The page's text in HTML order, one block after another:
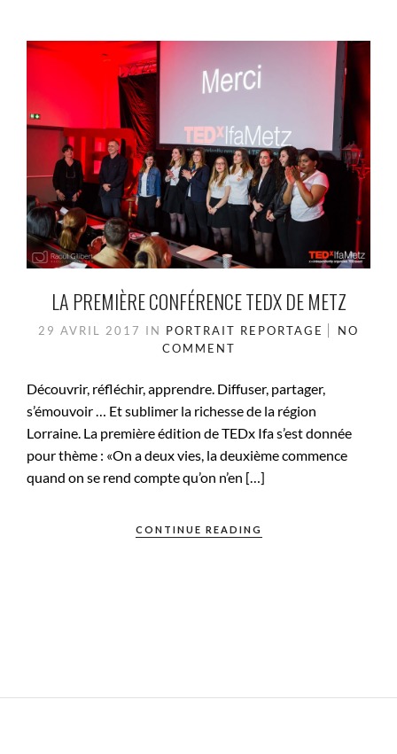
LA PREMIÈRE CONFÉRENCE TEDX DE METZ
29 AVRIL 2017 IN PORTRAIT REPORTAGE
NO
COMMENT
Découvrir, réfléchir, apprendre. Diffuser, partager,
s’émouvoir … ​Et sublimer la richesse de la région
Lorraine.​ La première édition de TEDx Ifa s’est donnée
pour thème : «On a deux vies, la deuxième commence
quand on se rend compte qu’on n’en […]
CONTINUE READING